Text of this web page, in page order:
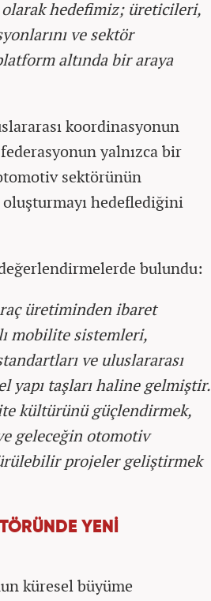
olarak hedefimiz; üreticileri,
ve sektör
altında bir araya
koordinasyonun
yalnızca bir
sektörünün
hedeflediğini
bulundu:
üretiminden ibaret
mobilite sistemleri,
ve uluslararası
yapı taşları haline gelmiştir.
kültürünü güçlendirmek,
geleceğin otomotiv
projeler geliştirmek
YENİ
küresel büyüme